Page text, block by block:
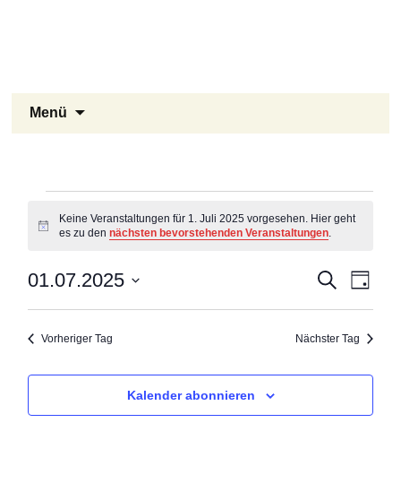
Menü
Veranstaltungen
für
1.
Juli
Hinweis
Keine Veranstaltungen für 1. Juli 2025 vorgesehen. Hier geht
es zu dennächsten bevorstehenden Veranstaltungen.
Suche
und
Suche
Tag
01.07.2025
Vorheriger Tag Nächster Tag
Kalender abonnieren